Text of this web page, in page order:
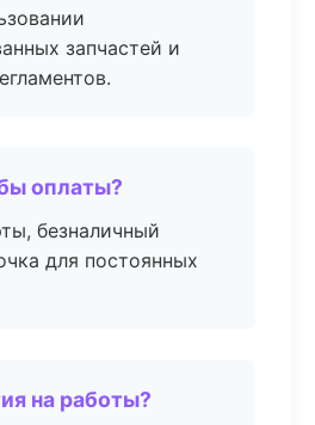
запчастей и
оплаты?
безналичный
для постоянных
на работы?